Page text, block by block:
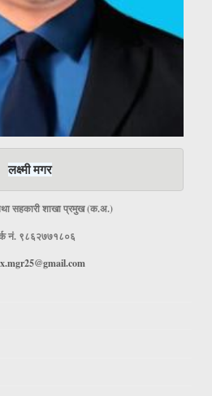
लक्ष्मी मगर
सहकारी शाखा प्रमुख (क.अ.)
नं. ९८६२७७१८०६